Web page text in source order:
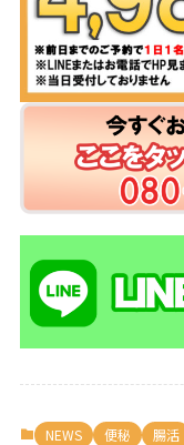
NEWS 便秘 腸活